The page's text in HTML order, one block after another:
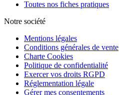
Toutes nos fiches pratiques
Notre société
Mentions légales
Conditions générales de vente
Charte Cookies
Politique de confidentialité
Exercer vos droits RGPD
Réglementation légale
Gérer mes consentements